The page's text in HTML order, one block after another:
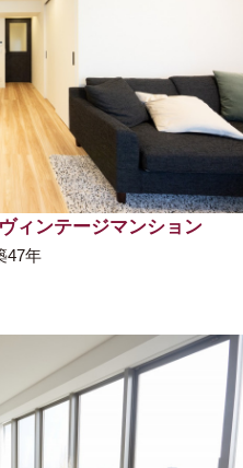
ィンテージマンション
47年